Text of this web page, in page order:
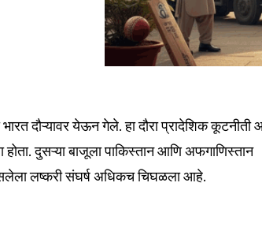
दौऱ्यावर येऊन गेले. हा दौरा प्रादेशिक कूटनीती
दुसऱ्या बाजूला पाकिस्तान आणि अफगाणिस्तान
लष्करी संघर्ष अधिकच चिघळला आहे.